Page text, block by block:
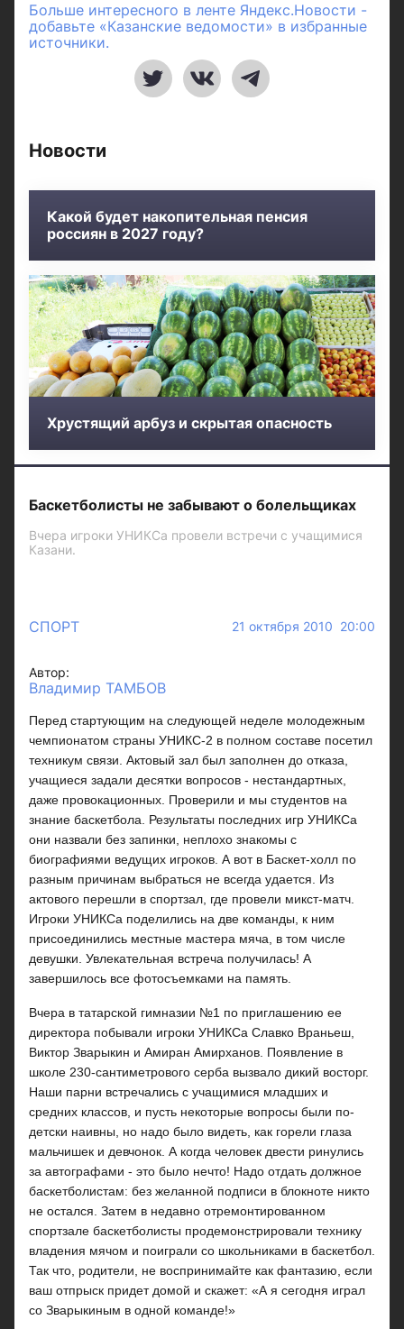
Больше интересного в ленте Яндекс.Новости -
добавьте «Казанские ведомости» в избранные
источники.
Новости
Какой будет накопительная пенсия
россиян в 2027 году?
Хрустящий арбуз и скрытая опасность
Баскетболисты не забывают о болельщиках
Вчера игроки УНИКСа провели встречи с учащимися
Казани.
СПОРТ 21 октября 2010 20:00
Автор:
Владимир ТАМБОВ
Перед стартующим на следующей неделе молодежным
чемпионатом страны УНИКС-2 в полном составе посетил
техникум связи. Актовый зал был заполнен до отказа,
учащиеся задали десятки вопросов - нестандартных,
даже провокационных. Проверили и мы студентов на
знание баскетбола. Результаты последних игр УНИКСа
они назвали без запинки, неплохо знакомы с
биографиями ведущих игроков. А вот в Баскет-холл по
разным причинам выбраться не всегда удается. Из
актового перешли в спортзал, где провели микст-матч.
Игроки УНИКСа поделились на две команды, к ним
присоединились местные мастера мяча, в том числе
девушки. Увлекательная встреча получилась! А
завершилось все фотосъемками на память.
Вчера в татарской гимназии №1 по приглашению ее
директора побывали игроки УНИКСа Славко Враньеш,
Виктор Зварыкин и Амиран Амирханов. Появление в
школе 230-сантиметрового серба вызвало дикий восторг.
Наши парни встречались с учащимися младших и
средних классов, и пусть некоторые вопросы были по-
детски наивны, но надо было видеть, как горели глаза
мальчишек и девчонок. А когда человек двести ринулись
за автографами - это было нечто! Надо отдать должное
баскетболистам: без желанной подписи в блокноте никто
не остался. Затем в недавно отремонтированном
спортзале баскетболисты продемонстрировали технику
владения мячом и поиграли со школьниками в баскетбол.
Так что, родители, не воспринимайте как фантазию, если
ваш отпрыск придет домой и скажет: «А я сегодня играл
со Зварыкиным в одной команде!»